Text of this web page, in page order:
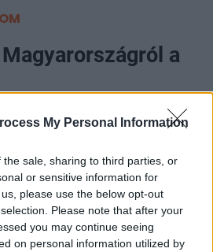
My Personal Information
sale, sharing to third parties, or
or sensitive information for
please use the below opt-out
Please note that after your
you may continue seeing
on personal information utilized by
a
minden elbocsátott
Magyarországon - mondta el
a társaság
Jones. Hozzátette, hogy a